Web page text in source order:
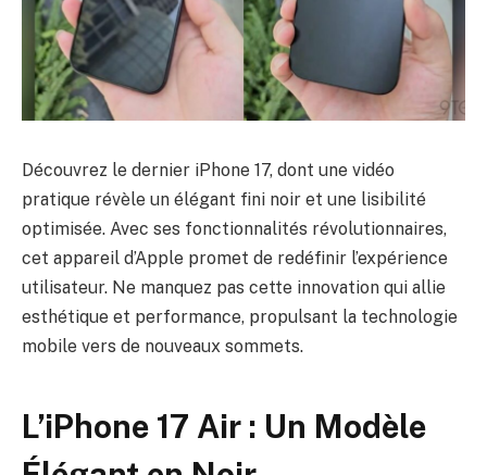
Découvrez le dernier iPhone 17, dont une vidéo
pratique révèle un élégant fini noir et une lisibilité
optimisée. Avec ses fonctionnalités révolutionnaires,
cet appareil d’Apple promet de redéfinir l’expérience
utilisateur. Ne manquez pas cette innovation qui allie
esthétique et performance, propulsant la technologie
mobile vers de nouveaux sommets.
L’iPhone 17 Air : Un Modèle